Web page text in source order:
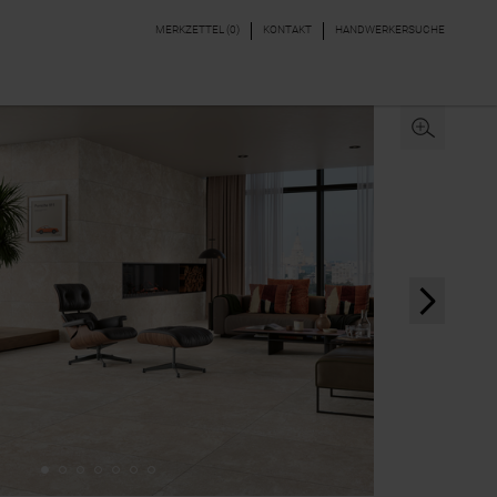
DEKORE & BORDÜREN
MERKZETTEL (0) KONTAKT HANDWERKERSUCHE
next